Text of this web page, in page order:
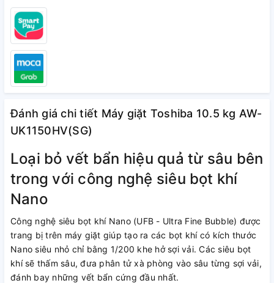
Đánh giá chi tiết Máy giặt Toshiba 10.5 kg AW-
UK1150HV(SG)
Loại bỏ vết bẩn hiệu quả từ sâu bên
trong với công nghệ siêu bọt khí
Nano
Công nghệ siêu bọt khí Nano (UFB - Ultra Fine Bubble) được
trang bị trên máy giặt giúp tạo ra các bọt khí có kích thước
Nano siêu nhỏ chỉ bằng 1/200 khe hở sợi vải. Các siêu bọt
khí sẽ thấm sâu, đưa phân tử xà phòng vào sâu từng sợi vải,
đánh bay những vết bẩn cứng đầu nhất.